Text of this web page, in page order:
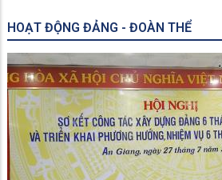
HOẠT ĐỘNG ĐẢNG - ĐOÀN THỂ